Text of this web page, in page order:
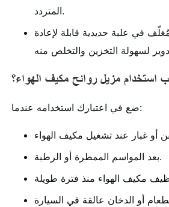
المتردد.
في علبة حديدية قابلة لإعادة
استخدام مزيل روائح مكيف الهواء؟
ضع في اعتبارك استخدامه عندما:
بعد المواسم الممطرة أو الرطبة.